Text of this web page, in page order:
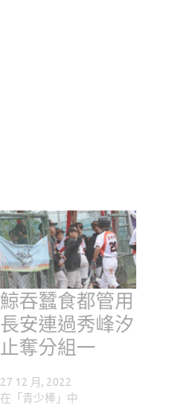
鯨吞蠶食都管用
長安連過秀峰汐
止奪分組一
27 12 月, 2022
在「青少棒」中